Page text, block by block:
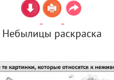
Небылицы раскраска